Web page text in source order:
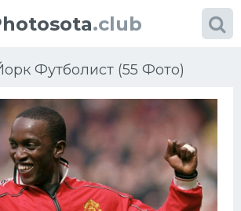
.club
Футболист (55 Фото)
Фото